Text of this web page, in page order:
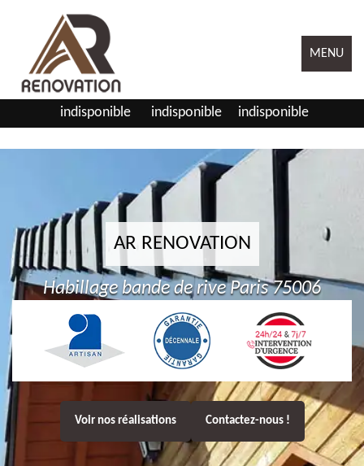
MENU
indisponible indisponible indisponible
AR RENOVATION
Habillage bande de rive Paris 75006
Voir nos réalisations Contactez-nous !